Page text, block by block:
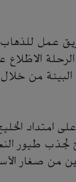
عمل للذهاب
الاطّلاع
البيئة من
طيور
من صغار